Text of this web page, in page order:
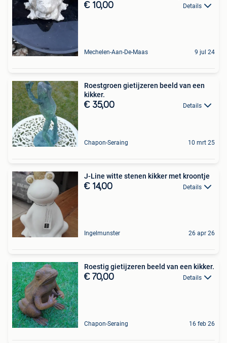
€ 10,00 Details
Mechelen-Aan-De-Maas 9 jul 24
Roestgroen gietijzeren beeld van een
kikker.
€ 35,00 Details
Chapon-Seraing 10 mrt 25
J-Line witte stenen kikker met kroontje
€ 14,00 Details
Ingelmunster 26 apr 26
Roestig gietijzeren beeld van een kikker.
€ 70,00 Details
Chapon-Seraing 16 feb 26